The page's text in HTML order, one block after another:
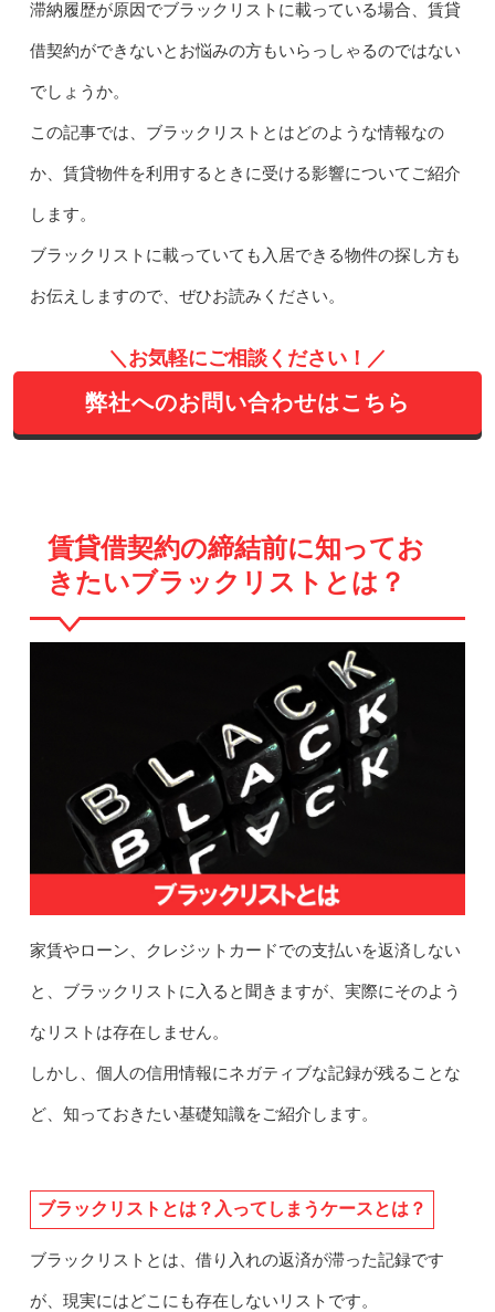
滞納履歴が原因でブラックリストに載っている場合、賃貸
借契約ができないとお悩みの方もいらっしゃるのではない
でしょうか。
この記事では、ブラックリストとはどのような情報なの
か、賃貸物件を利用するときに受ける影響についてご紹介
します。
ブラックリストに載っていても入居できる物件の探し方も
お伝えしますので、ぜひお読みください。
＼お気軽にご相談ください！／
弊社へのお問い合わせはこちら
賃貸借契約の締結前に知ってお
きたいブラックリストとは？
家賃やローン、クレジットカードでの支払いを返済しない
と、ブラックリストに入ると聞きますが、実際にそのよう
なリストは存在しません。
しかし、個人の信用情報にネガティブな記録が残ることな
ど、知っておきたい基礎知識をご紹介します。
ブラックリストとは？入ってしまうケースとは？
ブラックリストとは、借り入れの返済が滞った記録です
が、現実にはどこにも存在しないリストです。